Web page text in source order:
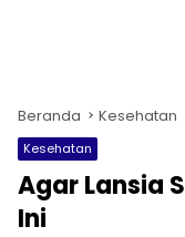
Beranda Kesehatan
Kesehatan
Agar Lansia
Ini